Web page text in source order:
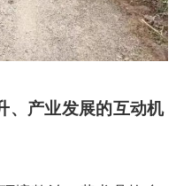
、产业发展的互动机